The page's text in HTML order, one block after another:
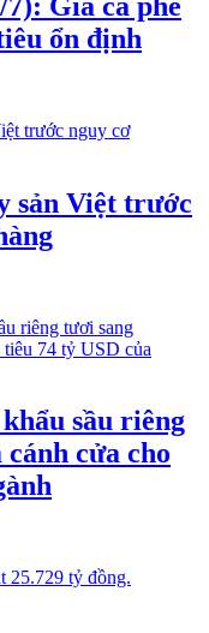
ổn định
sản Việt trước
sầu riêng
cửa cho